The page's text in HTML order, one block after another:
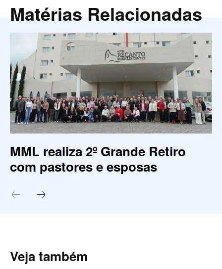
Matérias Relacionadas
MML realiza 2º Grande Retiro
com pastores e esposas
Veja também